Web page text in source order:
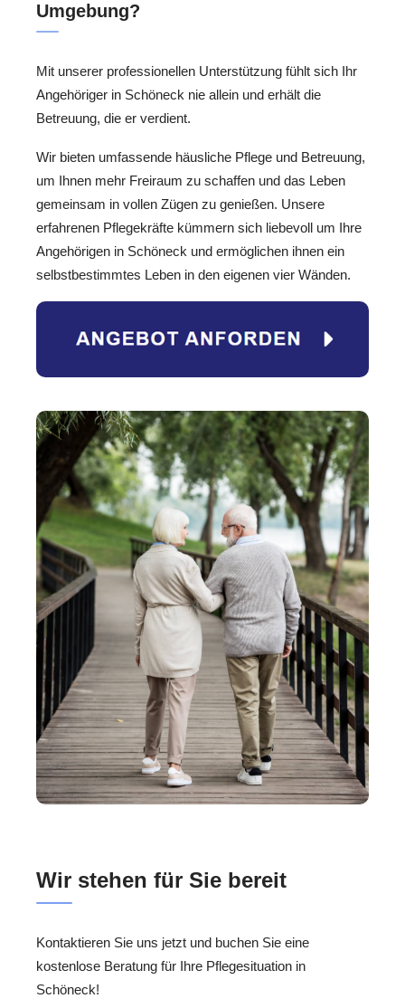
Umgebung?
Mit unserer professionellen Unterstützung fühlt sich Ihr
Angehöriger in Schöneck nie allein und erhält die
Betreuung, die er verdient.
Wir bieten umfassende häusliche Pflege und Betreuung,
um Ihnen mehr Freiraum zu schaffen und das Leben
gemeinsam in vollen Zügen zu genießen. Unsere
erfahrenen Pflegekräfte kümmern sich liebevoll um Ihre
Angehörigen in Schöneck und ermöglichen ihnen ein
selbstbestimmtes Leben in den eigenen vier Wänden.
Wir stehen für Sie bereit
Kontaktieren Sie uns jetzt und buchen Sie eine
kostenlose Beratung für Ihre Pflegesituation in
Schöneck!